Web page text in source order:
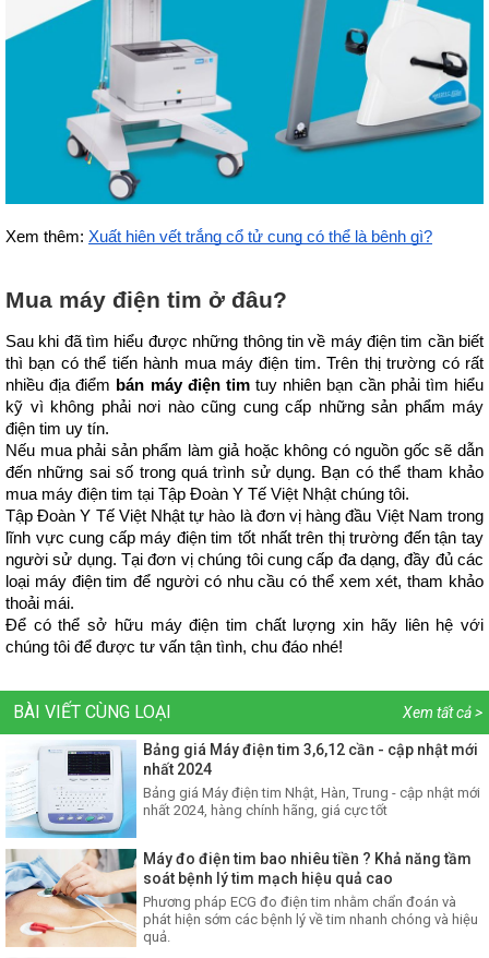
Xem thêm: Xuất hiện vết trắng cổ tử cung có thể là bệnh gì?
Mua máy điện tim ở đâu?
Sau khi đã tìm hiểu được những thông tin về máy điện tim cần biết
thì bạn có thể tiến hành mua máy điện tim. Trên thị trường có rất
nhiều địa điểm bán máy điện tim tuy nhiên bạn cần phải tìm hiểu
kỹ vì không phải nơi nào cũng cung cấp những sản phẩm máy
điện tim uy tín.
Nếu mua phải sản phẩm làm giả hoặc không có nguồn gốc sẽ dẫn
đến những sai số trong quá trình sử dụng. Bạn có thể tham khảo
mua máy điện tim tại Tập Đoàn Y Tế Việt Nhật chúng tôi.
Tập Đoàn Y Tế Việt Nhật tự hào là đơn vị hàng đầu Việt Nam trong
lĩnh vực cung cấp máy điện tim tốt nhất trên thị trường đến tận tay
người sử dụng. Tại đơn vị chúng tôi cung cấp đa dạng, đầy đủ các
loại máy điện tim để người có nhu cầu có thể xem xét, tham khảo
thoải mái.
Để có thể sở hữu máy điện tim chất lượng xin hãy liên hệ với
chúng tôi để được tư vấn tận tình, chu đáo nhé!
Xem tất cả >
BÀI VIẾT CÙNG LOẠI
Bảng giá Máy điện tim 3,6,12 cần - cập nhật mới
nhất 2024
Bảng giá Máy điện tim Nhật, Hàn, Trung - cập nhật mới
nhất 2024, hàng chính hãng, giá cực tốt
Máy đo điện tim bao nhiêu tiền ? Khả năng tầm
soát bệnh lý tim mạch hiệu quả cao
Phương pháp ECG đo điện tim nhằm chẩn đoán và
phát hiện sớm các bệnh lý về tim nhanh chóng và hiệu
quả.